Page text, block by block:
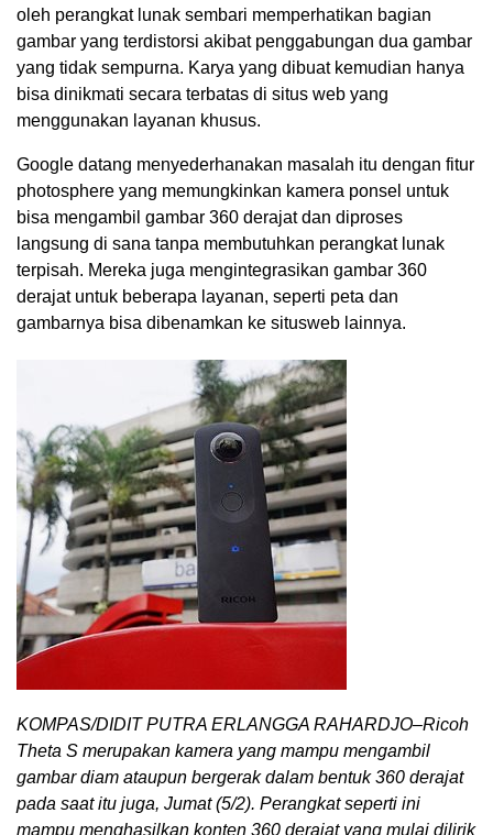
oleh perangkat lunak sembari memperhatikan bagian
gambar yang terdistorsi akibat penggabungan dua gambar
yang tidak sempurna. Karya yang dibuat kemudian hanya
bisa dinikmati secara terbatas di situs web yang
menggunakan layanan khusus.
Google datang menyederhanakan masalah itu dengan fitur
photosphere yang memungkinkan kamera ponsel untuk
bisa mengambil gambar 360 derajat dan diproses
langsung di sana tanpa membutuhkan perangkat lunak
terpisah. Mereka juga mengintegrasikan gambar 360
derajat untuk beberapa layanan, seperti peta dan
gambarnya bisa dibenamkan ke situsweb lainnya.
KOMPAS/DIDIT PUTRA ERLANGGA RAHARDJO–Ricoh
Theta S merupakan kamera yang mampu mengambil
gambar diam ataupun bergerak dalam bentuk 360 derajat
pada saat itu juga, Jumat (5/2). Perangkat seperti ini
mampu menghasilkan konten 360 derajat yang mulai dilirik